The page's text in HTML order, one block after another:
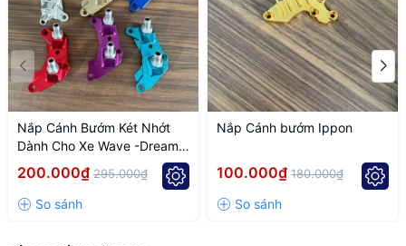
Nắp Cánh Bướm Két Nhớt
Dành Cho Xe Wave -Dream
Lắp Đầu Redleo 4Val
200.000₫ 295.000₫
Nắp Cánh bướm Ippon
100.000₫ 180.000₫